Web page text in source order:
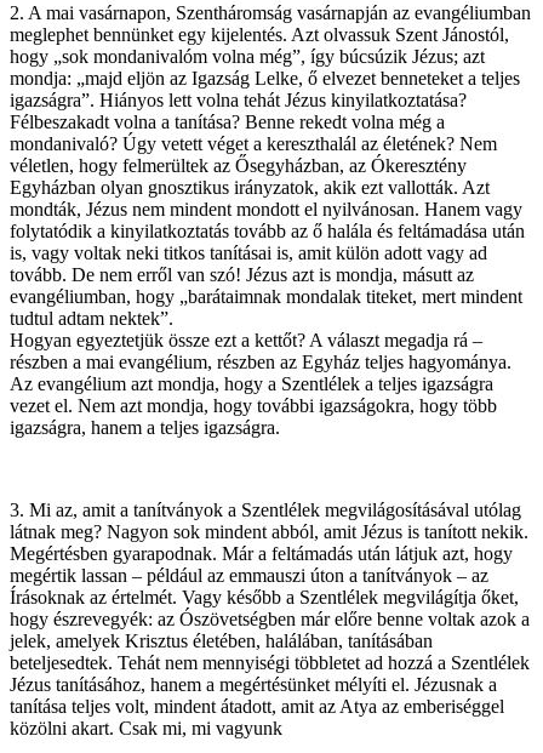
2. A mai vasárnapon, Szentháromság vasárnapján az evangéliumban
meglephet bennünket egy kijelentés. Azt olvassuk Szent Jánostól,
hogy „sok mondanivalóm volna még”, így búcsúzik Jézus; azt
mondja: „majd eljön az Igazság Lelke, ő elvezet benneteket a teljes
igazságra”. Hiányos lett volna tehát Jézus kinyilatkoztatása?
Félbeszakadt volna a tanítása? Benne rekedt volna még a
mondanivaló? Úgy vetett véget a kereszthalál az életének? Nem
véletlen, hogy felmerültek az Ősegyházban, az Ókeresztény
Egyházban olyan gnosztikus irányzatok, akik ezt vallották. Azt
mondták, Jézus nem mindent mondott el nyilvánosan. Hanem vagy
folytatódik a kinyilatkoztatás tovább az ő halála és feltámadása után
is, vagy voltak neki titkos tanításai is, amit külön adott vagy ad
tovább. De nem erről van szó! Jézus azt is mondja, másutt az
evangéliumban, hogy „barátaimnak mondalak titeket, mert mindent
tudtul adtam nektek”.
Hogyan egyeztetjük össze ezt a kettőt? A választ megadja rá –
részben a mai evangélium, részben az Egyház teljes hagyománya.
Az evangélium azt mondja, hogy a Szentlélek a teljes igazságra
vezet el. Nem azt mondja, hogy további igazságokra, hogy több
igazságra, hanem a teljes igazságra.
3. Mi az, amit a tanítványok a Szentlélek megvilágosításával utólag
látnak meg? Nagyon sok mindent abból, amit Jézus is tanított nekik.
Megértésben gyarapodnak. Már a feltámadás után látjuk azt, hogy
megértik lassan – például az emmauszi úton a tanítványok – az
Írásoknak az értelmét. Vagy később a Szentlélek megvilágítja őket,
hogy észrevegyék: az Ószövetségben már előre benne voltak azok a
jelek, amelyek Krisztus életében, halálában, tanításában
beteljesedtek. Tehát nem mennyiségi többletet ad hozzá a Szentlélek
Jézus tanításához, hanem a megértésünket mélyíti el. Jézusnak a
tanítása teljes volt, mindent átadott, amit az Atya az emberiséggel
közölni akart. Csak mi, mi vagyunk